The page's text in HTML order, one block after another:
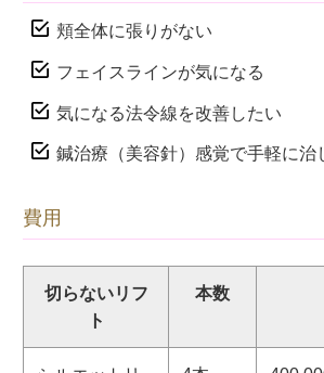
頬全体に張りがない
フェイスラインが気になる
気になる法令線を改善したい
鍼治療（美容針）感覚で手軽に治
費用
切らないリフ
ト
本数